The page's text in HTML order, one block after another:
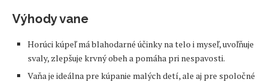
Výhody vane
Horúci kúpeľ má blahodarné účinky na telo i myseľ, uvoľňuje
svaly, zlepšuje krvný obeh a pomáha pri nespavosti.
Vaňa je ideálna pre kúpanie malých detí, ale aj pre spoločné